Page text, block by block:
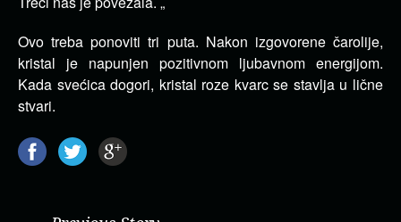
Ovo treba ponoviti tri puta. Nakon izgovorene čarolije,
kristal je napunjen pozitivnom ljubavnom energijom.
Kada svećica dogori, kristal roze kvarc se stavlja u lične
stvari.